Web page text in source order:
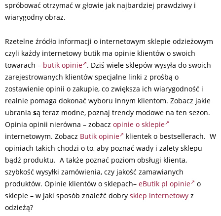
spróbować otrzymać w głowie jak najbardziej prawdziwy i
wiarygodny obraz.
Rzetelne źródło informacji o internetowym sklepie odzieżowym
czyli każdy internetowy butik ma opinie klientów o swoich
towarach – butik opinie . Dziś wiele sklepów wysyła do swoich
zarejestrowanych klientów specjalne linki z prośbą o
zostawienie opinii o zakupie, co zwiększa ich wiarygodność i
realnie pomaga dokonać wyboru innym klientom. Zobacz jakie
ubrania są teraz modne, poznaj trendy modowe na ten sezon.
Opinia opinii nierówna – zobacz opinie o sklepie
internetowym. Zobacz Butik opinie
klientek o bestsellerach. W
opiniach takich chodzi o to, aby poznać wady i zalety sklepu
bądź produktu. A także poznać poziom obsługi klienta,
szybkość wysyłki zamówienia, czy jakość zamawianych
produktów. Opinie klientów o sklepach– eButik pl opinie
o
sklepie – w jaki sposób znaleźć dobry sklep internetowy z
odzieżą?